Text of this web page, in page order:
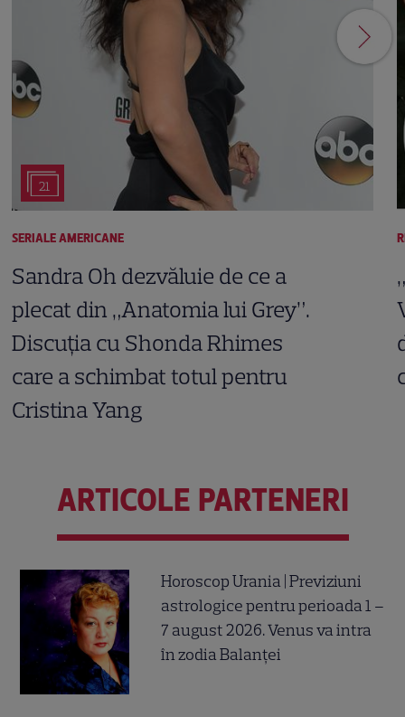
21
SERIALE AMERICANE
Sandra Oh dezvăluie de ce a
plecat din „Anatomia lui Grey”.
Discuția cu Shonda Rhimes
care a schimbat totul pentru
Cristina Yang
ARTICOLE PARTENERI
Horoscop Urania | Previziuni
astrologice pentru perioada 1 –
7 august 2026. Venus va intra
în zodia Balanței